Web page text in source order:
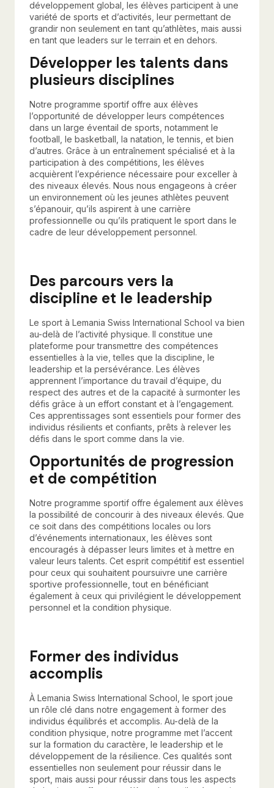
développement global, les élèves participent à une
variété de sports et d’activités, leur permettant de
grandir non seulement en tant qu’athlètes, mais aussi
en tant que leaders sur le terrain et en dehors.
Développer les talents dans
plusieurs disciplines
Notre programme sportif offre aux élèves
l’opportunité de développer leurs compétences
dans un large éventail de sports, notamment le
football, le basketball, la natation, le tennis, et bien
d’autres. Grâce à un entraînement spécialisé et à la
participation à des compétitions, les élèves
acquièrent l’expérience nécessaire pour exceller à
des niveaux élevés. Nous nous engageons à créer
un environnement où les jeunes athlètes peuvent
s’épanouir, qu’ils aspirent à une carrière
professionnelle ou qu’ils pratiquent le sport dans le
cadre de leur développement personnel.
Des parcours vers la
discipline et le leadership
Le sport à Lemania Swiss International School va bien
au-delà de l’activité physique. Il constitue une
plateforme pour transmettre des compétences
essentielles à la vie, telles que la discipline, le
leadership et la persévérance. Les élèves
apprennent l’importance du travail d’équipe, du
respect des autres et de la capacité à surmonter les
défis grâce à un effort constant et à l’engagement.
Ces apprentissages sont essentiels pour former des
individus résilients et confiants, prêts à relever les
défis dans le sport comme dans la vie.
Opportunités de progression
et de compétition
Notre programme sportif offre également aux élèves
la possibilité de concourir à des niveaux élevés. Que
ce soit dans des compétitions locales ou lors
d’événements internationaux, les élèves sont
encouragés à dépasser leurs limites et à mettre en
valeur leurs talents. Cet esprit compétitif est essentiel
pour ceux qui souhaitent poursuivre une carrière
sportive professionnelle, tout en bénéficiant
également à ceux qui privilégient le développement
personnel et la condition physique.
Former des individus
accomplis
À Lemania Swiss International School, le sport joue
un rôle clé dans notre engagement à former des
individus équilibrés et accomplis. Au-delà de la
condition physique, notre programme met l’accent
sur la formation du caractère, le leadership et le
développement de la résilience. Ces qualités sont
essentielles non seulement pour réussir dans le
sport, mais aussi pour réussir dans tous les aspects